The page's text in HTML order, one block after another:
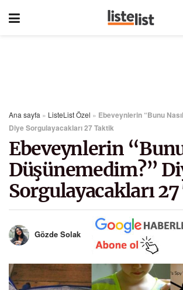
Ana sayfa » ListeList Özel » Ebeveynlerin “Bunu
Diye Sorgulayacakları 27 Taktik
Ebeveynlerin
Düşünemedim?”
Sorgulayacakları
Gözde Solak